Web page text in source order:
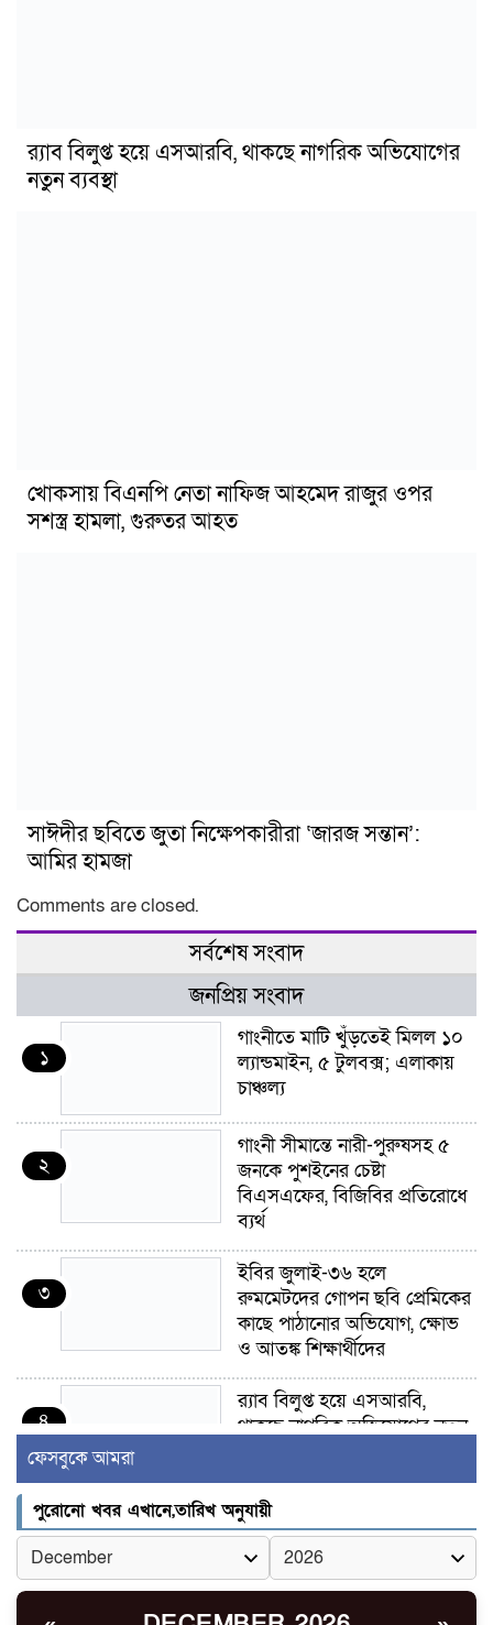
র‍্যাব বিলুপ্ত হয়ে এসআরবি, থাকছে নাগরিক অভিযোগের
নতুন ব্যবস্থা
খোকসায় বিএনপি নেতা নাফিজ আহমেদ রাজুর ওপর
সশস্ত্র হামলা, গুরুতর আহত
সাঈদীর ছবিতে জুতা নিক্ষেপকারীরা ‘জারজ সন্তান’:
আমির হামজা
Comments are closed.
সর্বশেষ সংবাদ
জনপ্রিয় সংবাদ
১
গাংনীতে মাটি খুঁড়তেই মিলল ১০
ল্যান্ডমাইন, ৫ টুলবক্স; এলাকায়
চাঞ্চল্য
২
গাংনী সীমান্তে নারী-পুরুষসহ ৫
জনকে পুশইনের চেষ্টা
বিএসএফের, বিজিবির প্রতিরোধে
ব্যর্থ
৩
ইবির জুলাই-৩৬ হলে
রুমমেটদের গোপন ছবি প্রেমিকের
কাছে পাঠানোর অভিযোগ, ক্ষোভ
ও আতঙ্ক শিক্ষার্থীদের
৪
র‍্যাব বিলুপ্ত হয়ে এসআরবি,
থাকছে নাগরিক অভিযোগের নতুন
৫
খোকসায় বিএনপি নেতা নাফিজ
আহমেদ রাজুর ওপর সশস্ত্র হামলা,
গুরুতর আহত
সাঈদীর ছবিতে জুতা
ফেসবুকে আমরা
পুরোনো খবর এখানে,তারিখ অনুযায়ী